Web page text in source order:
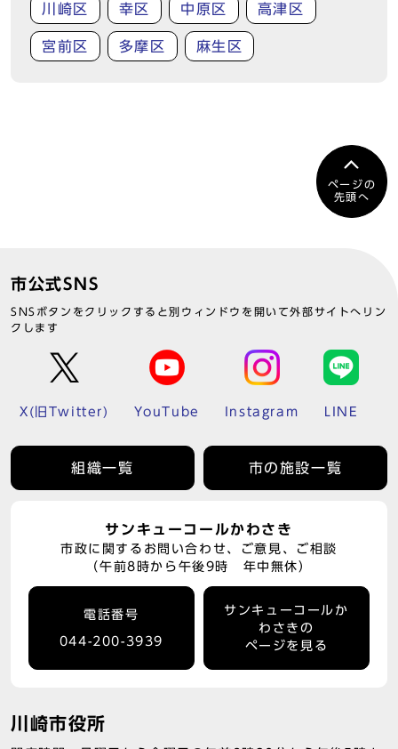
川崎区 幸区 中原区 高津区
宮前区 多摩区 麻生区
ページの
先頭へ
市公式SNS
SNSボタンをクリックすると別ウィンドウを開いて外部サイトへリン
クします
X(旧Twitter) YouTube Instagram LINE
組織一覧 市の施設一覧
サンキューコールかわさき
市政に関するお問い合わせ、ご意見、ご相談
（午前8時から午後9時 年中無休）
電話番号
044-200-3939
サンキューコールか
わさきの
ページを見る
川崎市役所